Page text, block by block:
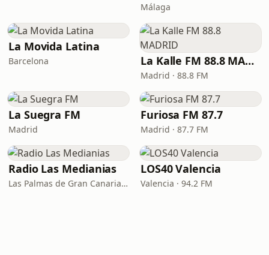
Málaga
La Movida Latina
Barcelona La Kalle FM 88.8 MADRID
Madrid · 88.8 FM
La Suegra FM
Madrid
Furiosa FM 87.7
Madrid · 87.7 FM
Radio Las Medianias
Las Palmas de Gran Canaria · 92.2 FM, 100.2 FM, 98.7 FM
LOS40 Valencia
Valencia · 94.2 FM